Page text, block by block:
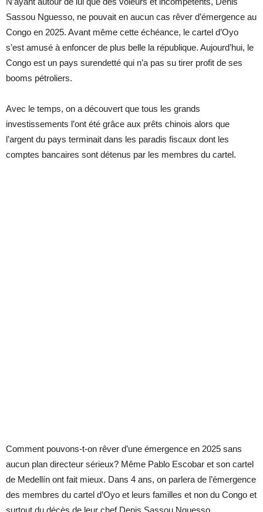
Sassou Nguesso, ne pouvait en aucun cas rêver d’émergence au
Congo en 2025. Avant même cette échéance, le cartel d’Oyo
s’est amusé à enfoncer de plus belle la république. Aujourd’hui, le
Congo est un pays surendetté qui n’a pas su tirer profit de ses
booms pétroliers.
Avec le temps, on a découvert que tous les grands
investissements l’ont été grâce aux prêts chinois alors que
l’argent du pays terminait dans les paradis fiscaux dont les
comptes bancaires sont détenus par les membres du cartel.
Comment pouvons-t-on rêver d’une émergence en 2025 sans
aucun plan directeur sérieux? Même Pablo Escobar et son cartel
de Medellín ont fait mieux. Dans 4 ans, on parlera de l’émergence
des membres du cartel d’Oyo et leurs familles et non du Congo et